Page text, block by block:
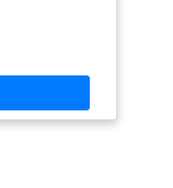
un
poche
poitrine
de
plus de